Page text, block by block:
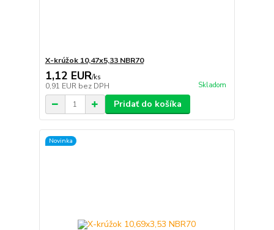
X-krúžok 10,47x5,33 NBR70
1,12 EUR/ks
0,91 EUR bez DPH Skladom
Pridať do košíka
Novinka